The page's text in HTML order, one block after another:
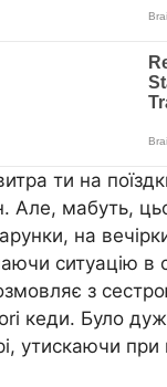
ти на
Але, мабуть,
на
ситуацію в
з
кеди. Було
утискаючи